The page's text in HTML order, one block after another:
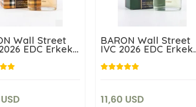
Wall Street
EDC Erkek
11,60 USD
BARON Wall Street
IVC 2026 EDC Erkek
11,60 USD
11,60 USD